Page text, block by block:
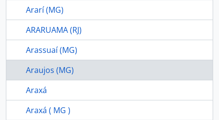
Ararí (MG)
ARARUAMA (RJ)
Arassuaí (MG)
Araujos (MG)
Araxá
Araxá ( MG )